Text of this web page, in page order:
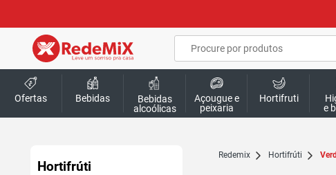
Ofertas Bebidas
Bebidas
alcoólicas
Açougue e
peixaria
Hortifruti
e
Hortifrúti
redemix Hortifrúti